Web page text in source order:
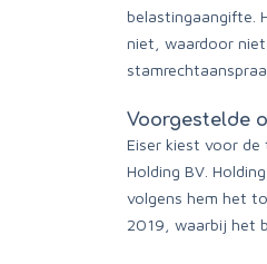
belastingaangifte.
niet, waardoor
Voorgestelde
Eiser kiest voor
Holding BV.
volgens hem het
2019, waarbij het